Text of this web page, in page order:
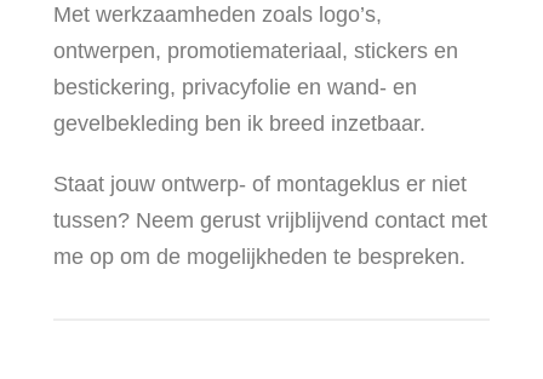
Met werkzaamheden zoals logo’s,
ontwerpen, promotiemateriaal, stickers en
bestickering, privacyfolie en wand- en
gevelbekleding ben ik breed inzetbaar.
Staat jouw ontwerp- of montageklus er niet
tussen? Neem gerust vrijblijvend contact met
me op om de mogelijkheden te bespreken.